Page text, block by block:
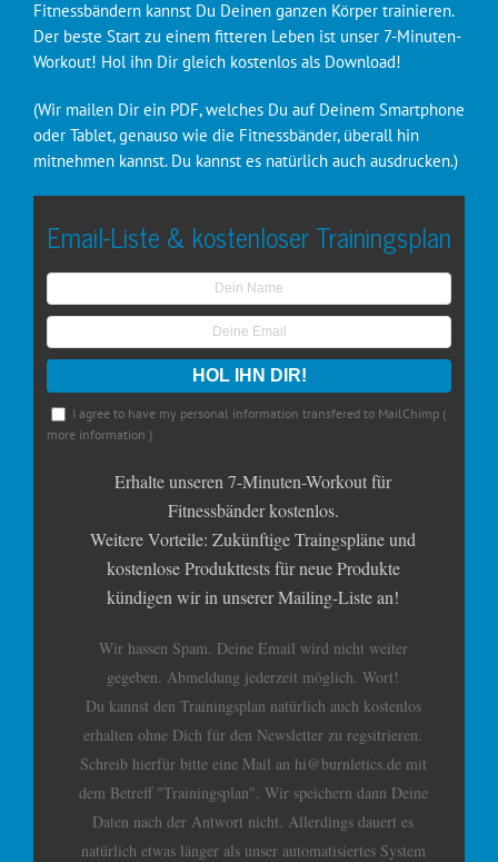
Fitnessbändern kannst Du Deinen ganzen Körper trainieren.
Der beste Start zu einem fitteren Leben ist unser 7-Minuten-
Workout! Hol ihn Dir gleich kostenlos als Download!
(Wir mailen Dir ein PDF, welches Du auf Deinem Smartphone
oder Tablet, genauso wie die Fitnessbänder, überall hin
mitnehmen kannst. Du kannst es natürlich auch ausdrucken.)
Email-Liste & kostenloser Trainingsplan
I agree to have my personal information transfered to MailChimp (
more information )
Erhalte unseren 7-Minuten-Workout für
Fitnessbänder kostenlos.
Weitere Vorteile: Zukünftige Traingspläne und
kostenlose Produkttests für neue Produkte
kündigen wir in unserer Mailing-Liste an!
Wir hassen Spam. Deine Email wird nicht weiter
gegeben. Abmeldung jederzeit möglich. Wort!
Du kannst den Trainingsplan natürlich auch kostenlos
erhalten ohne Dich für den Newsletter zu regsitrieren.
Schreib hierfür bitte eine Mail an hi@burnletics.de mit
dem Betreff "Trainingsplan". Wir speichern dann Deine
Daten nach der Antwort nicht. Allerdings dauert es
natürlich etwas länger als unser automatisiertes System